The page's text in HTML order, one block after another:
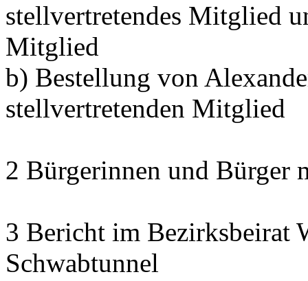
stellvertretendes Mitglied
Mitglied
b) Bestellung von
stellvertretenden Mitglied
2 Bürgerinnen und Bürger
3 Bericht im Bezirksbeirat
Schwabtunnel